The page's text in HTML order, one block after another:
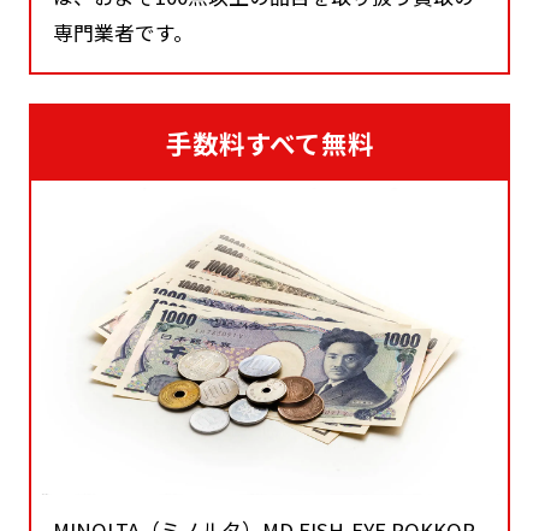
専門業者です。
手数料すべて無料